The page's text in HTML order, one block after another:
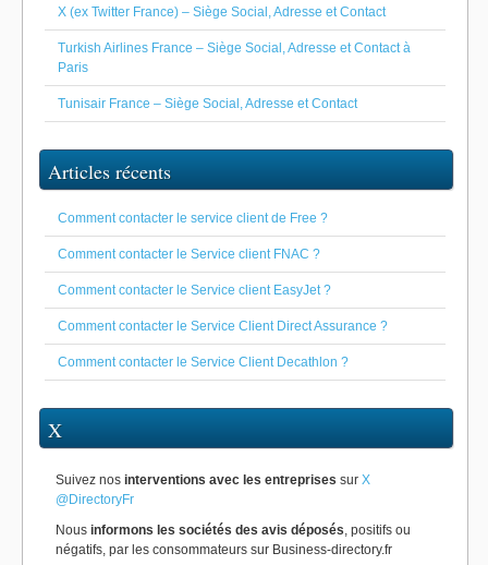
X (ex Twitter France) – Siège Social, Adresse et Contact
Turkish Airlines France – Siège Social, Adresse et Contact à
Paris
Tunisair France – Siège Social, Adresse et Contact
Articles récents
Comment contacter le service client de Free ?
Comment contacter le Service client FNAC ?
Comment contacter le Service client EasyJet ?
Comment contacter le Service Client Direct Assurance ?
Comment contacter le Service Client Decathlon ?
X
Suivez nos interventions avec les entreprises sur X
@DirectoryFr
Nous informons les sociétés des avis déposés, positifs ou
négatifs, par les consommateurs sur Business-directory.fr